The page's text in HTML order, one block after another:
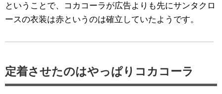
ということで、コカコーラが広告よりも先にサンタクロ
ースの衣装は赤というのは確立していたようです。
定着させたのはやっぱりコカコーラ